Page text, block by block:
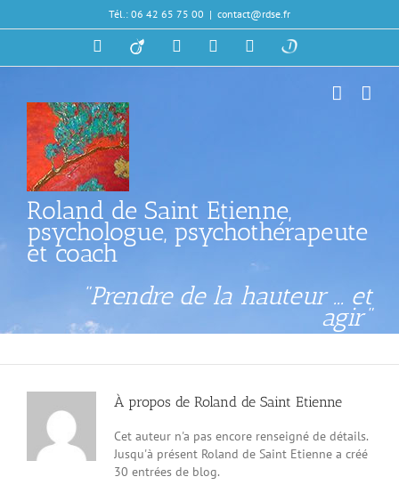
au
Tél.: 06 42 65 75 00 | contact@rdse.fr
Viadeo LinkedInFacebookSkypeDoctolib
Roland de Saint Etienne,
psychologue, psychothérapeute
et coach
"Prendre de la hauteur ... et
agir"
À propos de Roland de Saint Etienne
Cet auteur n'a pas encore renseigné de détails.
Jusqu'à présent Roland de Saint Etienne a créé
30 entrées de blog.